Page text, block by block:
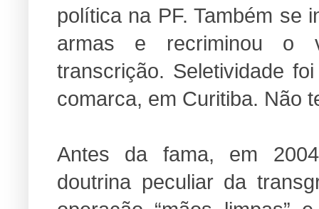
política na PF. Também se
armas e recriminou o
transcrição. Seletividade
comarca, em Curitiba. Não
Antes da fama, em
doutrina peculiar da